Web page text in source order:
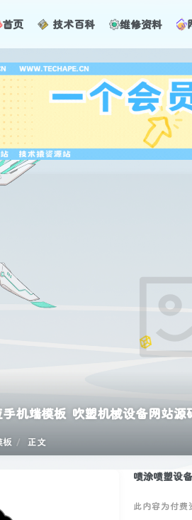
首页 技术百科 维修资料
机端模板 吹塑机械设备网站源
正文
喷涂喷塑设
此内容为付费